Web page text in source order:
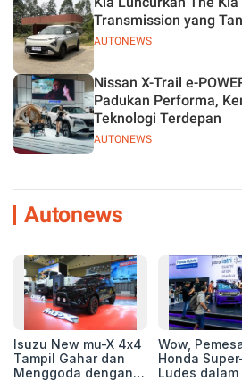
AUTONEWS
Transmission yang
AUTONEWS
Nissan X-Trail e-
Padukan Performa,
Teknologi Terdepan
Autonews
Isuzu New mu-X 4x4
Tampil Gahar dan
Menggoda dengan
Wow,
Honda
Ludes dalam